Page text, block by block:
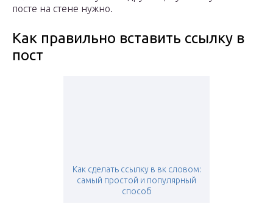
посте на стене нужно.
Как правильно вставить ссылку в
пост
Как сделать ссылку в вк словом:
самый простой и популярный
способ